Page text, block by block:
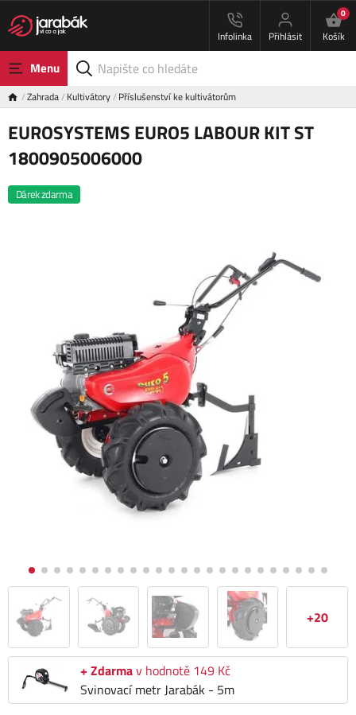
Infolinka Přihlásit
0
Košík
Menu
Zahrada Kultivátory Příslušenství ke kultivátorům
EUROSYSTEMS EURO5 LABOUR KIT ST
1800905006000
Dárek zdarma
+20
+ Zdarmav hodnotě 149 Kč
Svinovací metr Jarabák - 5m